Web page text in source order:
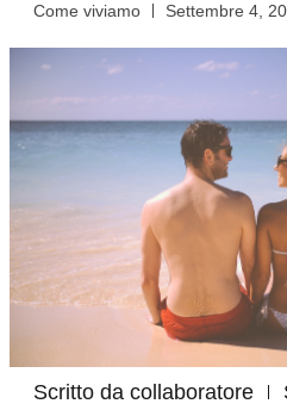
Come viviamo Settembre 4,
Scritto da collaboratore